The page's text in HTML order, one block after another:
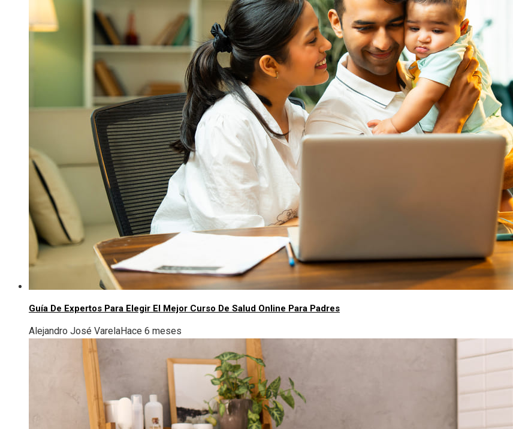
Guía De Expertos Para Elegir El Mejor Curso De Salud Online Para Padres
Alejandro José VarelaHace 6 meses